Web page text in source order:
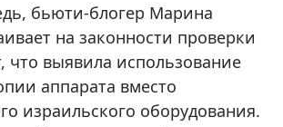
бьюти-блогер Марина
на законности проверки
что выявила использование
аппарата вместо
израильского оборудования.